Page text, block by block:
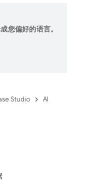
您偏好的语言。
Studio AI